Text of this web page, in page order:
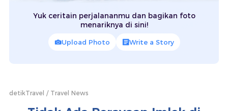
Yuk ceritain perjalananmu dan bagikan foto
menariknya di sini!
Upload Photo Write a Story
detikTravel Travel News